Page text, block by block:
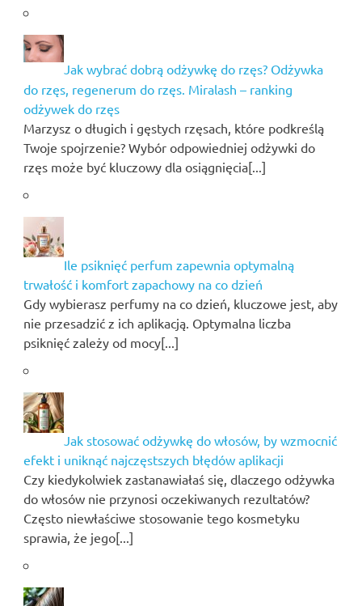
Jak wybrać dobrą odżywkę do rzęs? Odżywka
do rzęs, regenerum do rzęs. Miralash – ranking
odżywek do rzęs
Marzysz o długich i gęstych rzęsach, które podkreślą
Twoje spojrzenie? Wybór odpowiedniej odżywki do
rzęs może być kluczowy dla osiągnięcia[...]
Ile psiknięć perfum zapewnia optymalną
trwałość i komfort zapachowy na co dzień
Gdy wybierasz perfumy na co dzień, kluczowe jest, aby
nie przesadzić z ich aplikacją. Optymalna liczba
psiknięć zależy od mocy[...]
Jak stosować odżywkę do włosów, by wzmocnić
efekt i uniknąć najczęstszych błędów aplikacji
Czy kiedykolwiek zastanawiałaś się, dlaczego odżywka
do włosów nie przynosi oczekiwanych rezultatów?
Często niewłaściwe stosowanie tego kosmetyku
sprawia, że jego[...]